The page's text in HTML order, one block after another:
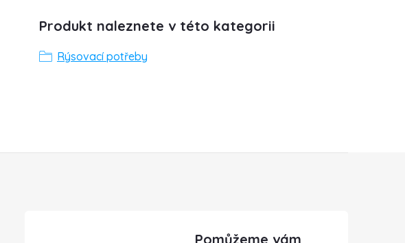
Produkt naleznete v této kategorii
Rýsovací potřeby